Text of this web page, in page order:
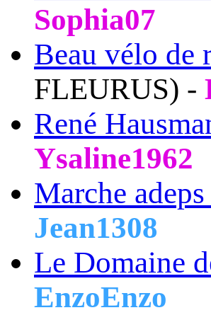
Sophia07
Beau vélo de
FLEURUS) -
René
Ysaline1962
Marche
Jean1308
Le Domaine
EnzoEnzo